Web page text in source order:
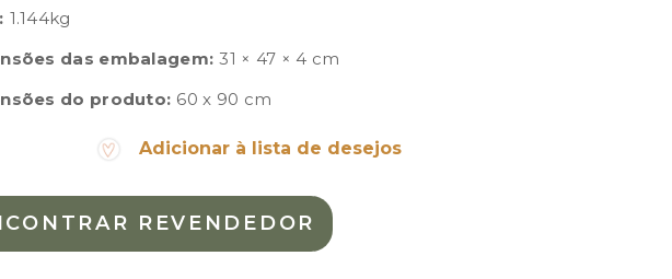
1.144kg
das embalagem: 31 × 47 × 4 cm
do produto: 60 x 90 cm
Adicionar à lista de desejos
REVENDEDOR